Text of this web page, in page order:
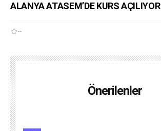
ALANYA ATASEM’DE KURS AÇILIYOR
--
Önerilenler